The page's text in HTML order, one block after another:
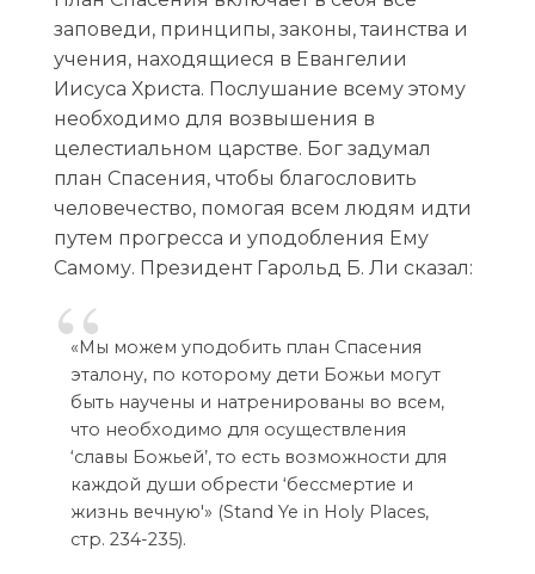
заповеди, принципы, законы, таинства и
учения, находящиеся в Евангелии
Иисуса Христа. Послушание всему этому
необходимо для возвышения в
целестиальном царстве. Бог задумал
план Спасения, чтобы благословить
человечество, помогая всем людям идти
путем прогресса и уподобления Ему
Самому. Президент Гарольд Б. Ли сказал:
«Мы можем уподобить план Спасения
эталону, по которому дети Божьи могут
быть научены и натренированы во всем,
что необходимо для осуществления
‘славы Божьей’, то есть возможности для
каждой души обрести ‘бессмертие и
жизнь вечную'» (Stand Ye in Holy Places,
стр. 234-235).